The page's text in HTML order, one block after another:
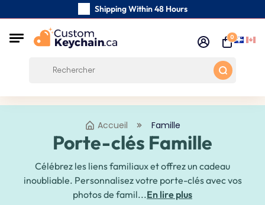
Shipping Within 48 Hours
Customer reviews:
0
Accueil Famille
Porte-clés Famille
Célébrez les liens familiaux et offrez un cadeau
inoubliable. Personnalisez votre porte-clés avec vos
photos de famil...En lire plus